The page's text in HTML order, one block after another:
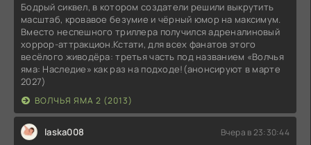
Бодрый сиквел, в котором создатели решили выкрутить
масштаб, кровавое безумие и чёрный юмор на максимум.
Вместо неспешного триллера получился адреналиновый
хоррор-аттракцион.Кстати, для всех фанатов этого
весёлого живодёра: третья часть под названием «Волчья
яма: Наследие» как раз на подходе!(анонсируют в марте
2027)
ВОЛЧЬЯ ЯМА 2 (2013)
laska008 Вчера в 23:30:44